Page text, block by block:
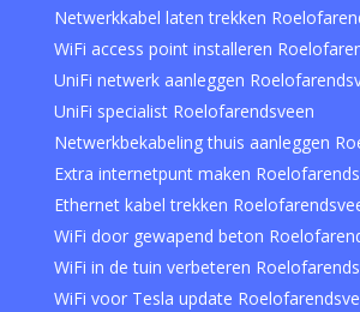
Netwerkkabel laten trekken
WiFi access point installeren
UniFi netwerk aanleggen
UniFi specialist Roelofarendsveen
Netwerkbekabeling thuis aanleggen
Extra internetpunt maken
Ethernet kabel trekken
WiFi door gewapend beton
WiFi in de tuin verbeteren
WiFi voor Tesla update